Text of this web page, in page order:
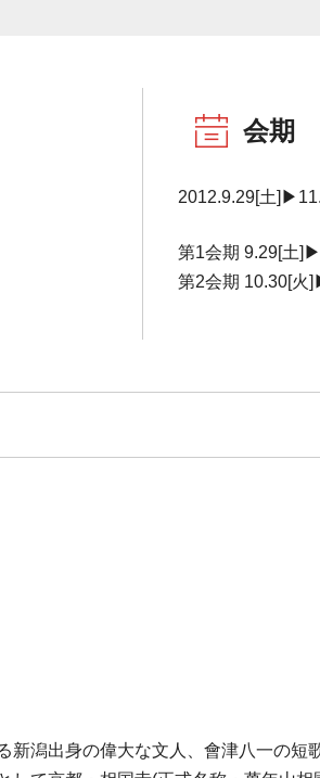
会期
2012.9.29[土
第1会期 9.29[土
第2会期 10.30[火
潟出身の偉大な文人、會津八一の短